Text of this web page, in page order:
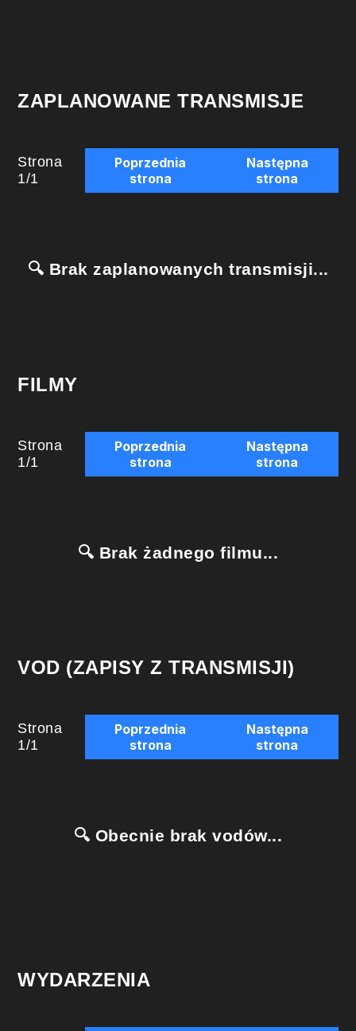
ZAPLANOWANE TRANSMISJE
Strona
1/1
Poprzednia
strona
Następna
strona
🔍 Brak zaplanowanych transmisji...
FILMY
Strona
1/1
Poprzednia
strona
Następna
strona
🔍 Brak żadnego filmu...
VOD (ZAPISY Z TRANSMISJI)
Strona
1/1
Poprzednia
strona
Następna
strona
🔍 Obecnie brak vodów...
WYDARZENIA